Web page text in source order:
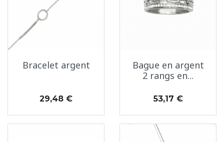
Bracelet argent
Prix
29,48 €
Bague en argent
2 rangs en...
Prix
53,17 €